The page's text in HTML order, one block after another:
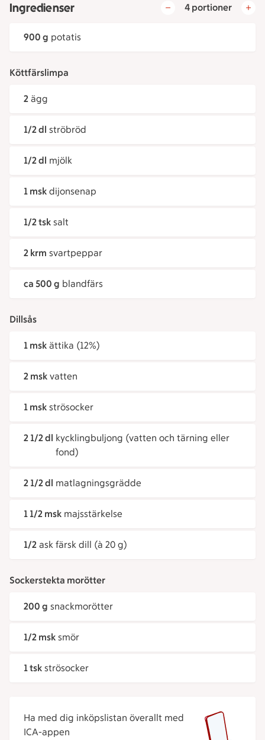
Ingredienser 4 portioner
900 g potatis
Köttfärslimpa
2 ägg
1/2 dl ströbröd
1/2 dl mjölk
1 msk dijonsenap
1/2 tsk salt
2 krm svartpeppar
ca 500 g blandfärs
Dillsås
1 msk ättika (12%)
2 msk vatten
1 msk strösocker
2 1/2 dl kycklingbuljong (vatten och tärning eller
fond)
2 1/2 dl matlagningsgrädde
1 1/2 msk majsstärkelse
1/2 ask färsk dill (à 20 g)
Sockerstekta morötter
200 g snackmorötter
1/2 msk smör
1 tsk strösocker
Ha med dig inköpslistan överallt med
ICA-appen